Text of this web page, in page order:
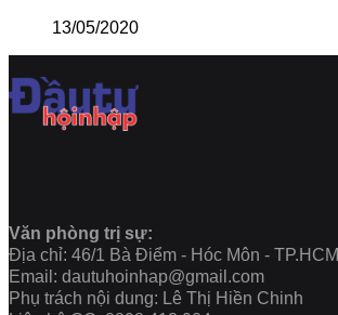
13/05/2020
Văn phòng trị sự:
Địa chỉ: 46/1 Bà Điểm - Hóc Môn - TP.HCM
Email: dautuhoinhap@gmail.com
Phụ trách nội dung: Lê Thị Hiền Chinh